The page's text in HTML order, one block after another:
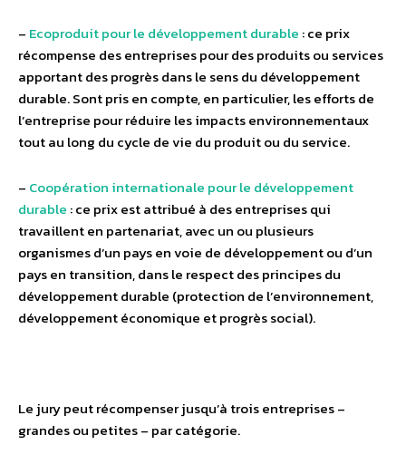
– Ecoproduit pour le développement durable :ce prix
récompense des entreprises pour des produits ou services
apportant des progrès dans le sens du développement
durable. Sont pris en compte, en particulier, les efforts de
l’entreprise pour réduire les impacts environnementaux
tout au long du cycle de vie du produit ou du service.
– Coopération internationale pour le développement
durable :ce prix est attribué à des entreprises qui
travaillent en partenariat, avec un ou plusieurs
organismes d’un pays en voie de développement ou d’un
pays en transition, dans le respect des principes du
développement durable (protection de l’environnement,
développement économique et progrès social).
Le jury peut récompenser jusqu’à trois entreprises –
grandes ou petites – par catégorie.